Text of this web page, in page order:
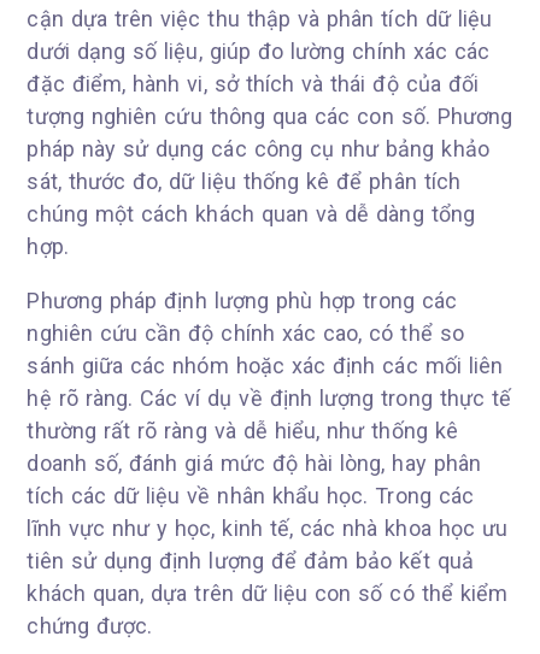
cận dựa trên việc thu thập và phân tích dữ liệu
dưới dạng số liệu, giúp đo lường chính xác các
đặc điểm, hành vi, sở thích và thái độ của đối
tượng nghiên cứu thông qua các con số. Phương
pháp này sử dụng các công cụ như bảng khảo
sát, thước đo, dữ liệu thống kê để phân tích
chúng một cách khách quan và dễ dàng tổng
hợp.
Phương pháp định lượng phù hợp trong các
nghiên cứu cần độ chính xác cao, có thể so
sánh giữa các nhóm hoặc xác định các mối liên
hệ rõ ràng. Các ví dụ về định lượng trong thực tế
thường rất rõ ràng và dễ hiểu, như thống kê
doanh số, đánh giá mức độ hài lòng, hay phân
tích các dữ liệu về nhân khẩu học. Trong các
lĩnh vực như y học, kinh tế, các nhà khoa học ưu
tiên sử dụng định lượng để đảm bảo kết quả
khách quan, dựa trên dữ liệu con số có thể kiểm
chứng được.